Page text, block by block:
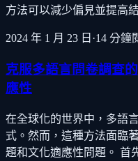
方法可以減少偏見並提高
2024 年 1 月 23 日 ·14 分鐘
克服多語言問卷調查
應性
在全球化的世界中，多語
式。然而，這種方法面臨
題和文化適應性問題。 首